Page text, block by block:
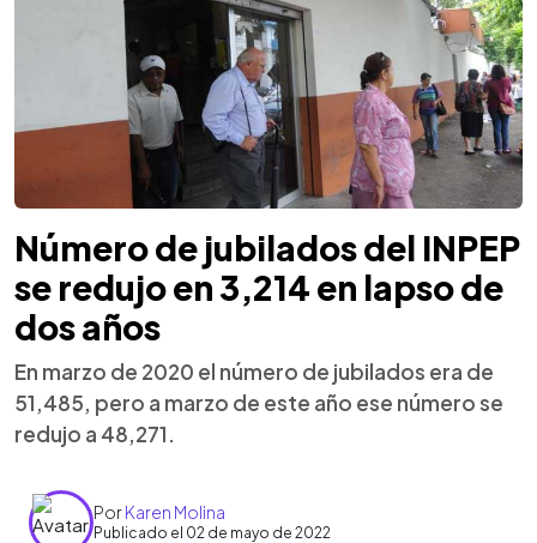
Número de jubilados del INPEP
se redujo en 3,214 en lapso de
dos años
En marzo de 2020 el número de jubilados era de
51,485, pero a marzo de este año ese número se
redujo a 48,271.
PorKaren Molina
Publicado el 02 de mayo de 2022